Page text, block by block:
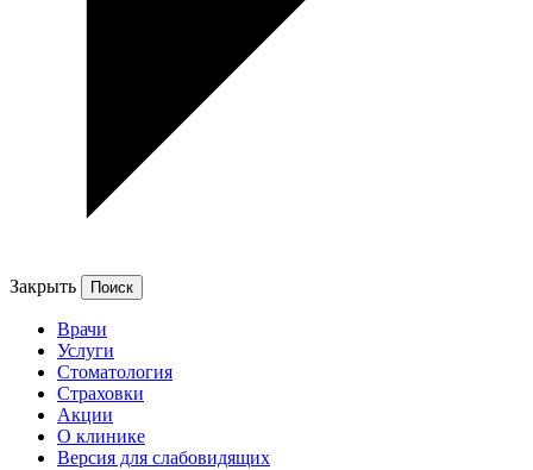
Закрыть
Врачи
Услуги
Стоматология
Страховки
Акции
О клинике
Версия для слабовидящих